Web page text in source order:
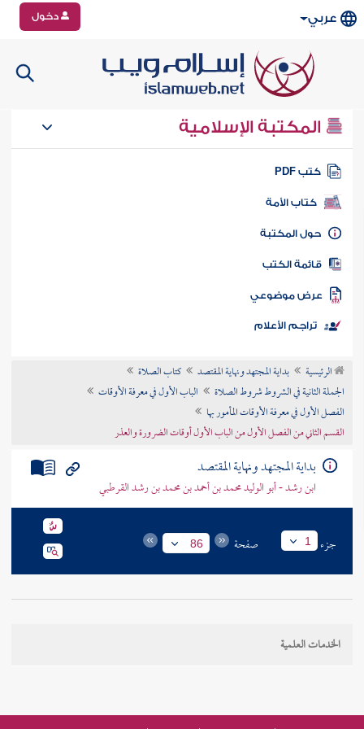
عربي دخول
المكتبة الإسلامية
كتب PDF
كتاب الأمة
المكتبة
الكتب
موضوعي
تراجم الأعلام
الرئيسية بداية المجتهد ونهاية المقتصد
كتاب الصلاة
الجملة الثانية في الشروط شروط الصلاة
الباب الأول في معرفة الأوقات
الفصل الأول في معرفة الأوقات المأمور بها
القسم الثاني من الفصل الأول من الباب الأول أوقات الضرورة والعذر
بداية المجتهد ونهاية المقتصد
ابن رشد - أبو الوليد محمد بن أحمد بن محمد بن رشد القرطبي
جزء 1 صفحة 86
الخدمات العلمية